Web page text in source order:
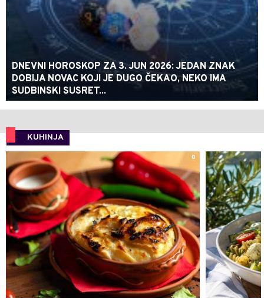
DNEVNI HOROSKOP ZA 3. JUN 2026: JEDAN ZNAK
DOBIJA NOVAC KOJI JE DUGO ČEKAO, NEKO IMA
SUDBINSKI SUSRET...
KUHINJA
0